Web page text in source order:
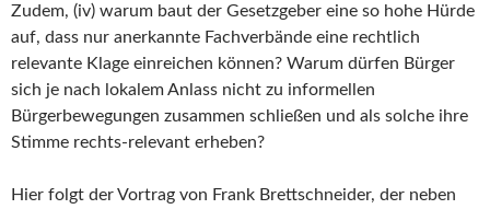
Zudem, (iv) warum baut der Gesetzgeber eine so hohe Hürde
auf, dass nur anerkannte Fachverbände eine rechtlich
relevante Klage einreichen können? Warum dürfen Bürger
sich je nach lokalem Anlass nicht zu informellen
Bürgerbewegungen zusammen schließen und als solche ihre
Stimme rechts-relevant erheben?
Hier folgt der Vortrag von Frank Brettschneider, der neben